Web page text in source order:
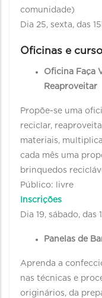
comunidade)
Dia 25, sexta, das
Oficinas e
Oficina Faça
Reaproveitar
Propõe-se uma
reciclar,
materiais,
cada mês uma
brinquedos
Público: livre
Inscrições
Dia 19, sábado, das
Panelas de
Aprenda a
nas técnicas e
originários, da